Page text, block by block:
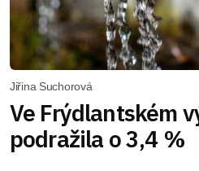
Jiřina Suchorová
Ve Frýdlantském
podražila o 3,4 %